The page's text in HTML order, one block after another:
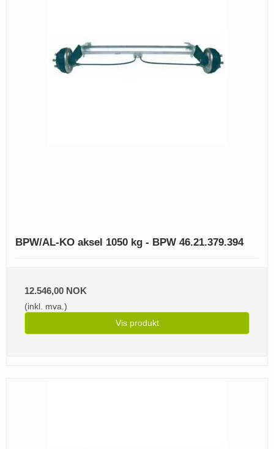
BPW/AL-KO aksel 1050 kg - BPW 46.21.379.394
12.546,00 NOK
(inkl. mva.)
Vis produkt